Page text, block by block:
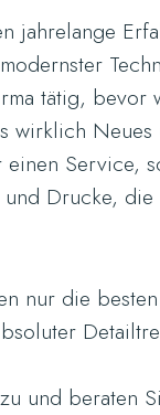
jahrelange
tätig,
wirklich Neues
Service,
Drucke, die
nur die
und beraten